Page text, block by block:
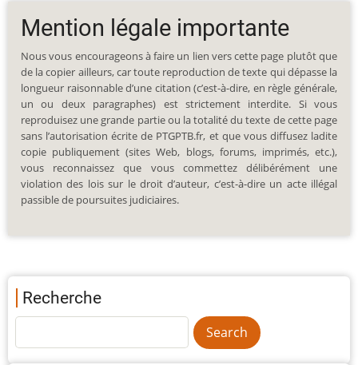
Mention légale importante
Nous vous encourageons à faire un lien vers cette page plutôt que
de la copier ailleurs, car toute reproduction de texte qui dépasse la
longueur raisonnable d’une citation (c’est-à-dire, en règle générale,
un ou deux paragraphes) est strictement interdite. Si vous
reproduisez une grande partie ou la totalité du texte de cette page
sans l’autorisation écrite de PTGPTB.fr, et que vous diffusez ladite
copie publiquement (sites Web, blogs, forums, imprimés, etc.),
vous reconnaissez que vous commettez délibérément une
violation des lois sur le droit d’auteur, c’est-à-dire un acte illégal
passible de poursuites judiciaires.
Recherche